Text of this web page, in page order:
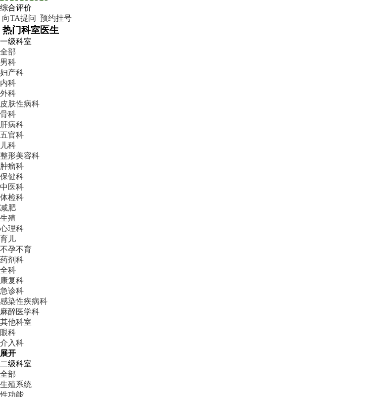
综合评价
向TA提问 预约挂号
热门科室医生
一级科室
全部
男科
妇产科
内科
外科
皮肤性病科
骨科
肝病科
五官科
儿科
整形美容科
肿瘤科
保健科
中医科
体检科
减肥
生殖
心理科
育儿
不孕不育
药剂科
全科
康复科
急诊科
感染性疾病科
麻醉医学科
其他科室
眼科
介入科
展开
二级科室
全部
生殖系统
性功能